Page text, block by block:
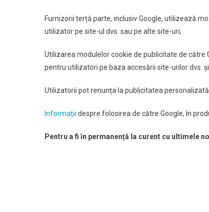
Furnizorii terță parte, inclusiv Google, utilizează
utilizator pe site-ul dvs. sau pe alte site-uri;
Utilizarea modulelor cookie de publicitate de
pentru utilizatori pe baza accesării site-urilor dvs.
Utilizatorii pot renunța la publicitatea
Informații despre folosirea de către Google, în
Pentru a fi în permanență la curent cu ultimele